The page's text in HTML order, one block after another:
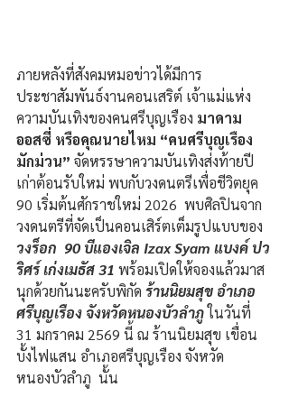
ภายหลังที่สังคมหมอข่าวได้มีการ
ประชาสัมพันธ์งานคอนเสริต์ เจ้าแม่แห่ง
ความบันเทิงของคนศรีบุญเรือง มาดาม
ออสซี่ หรือคุณนายไหม “คนศรีบุญเรือง
มักม่วน” จัดหรรษาความบันเทิงส่งท้ายปี
เก่าต้อนรับใหม่ พบกับวงดนตรีเพื่อชีวิตยุค
90 เริ่มต้นศักราชใหม่ 2026  พบศิลปินจาก
วงดนตรีที่จัดเป็นคอนเสิร์ตเต็มรูปแบบของ
วงร็อก  90 บีแองเจิล Izax Syam แบงค์ ปว
ริศร์ เก่งเมธัส 31 พร้อมเปิดให้จองแล้วมาส
นุกด้วยกันนะครับพิกัด ร้านนิยมสุข อำเภอ
ศรีบุญเรือง จังหวัดหนองบัวลำภู ในวันที่
31 มกราคม 2569 นี้ ณ ร้านนิยมสุข เขื่อน
บั้งไฟแสน อำเภอศรีบุญเรือง จังหวัด
หนองบัวลำภู  นั้น